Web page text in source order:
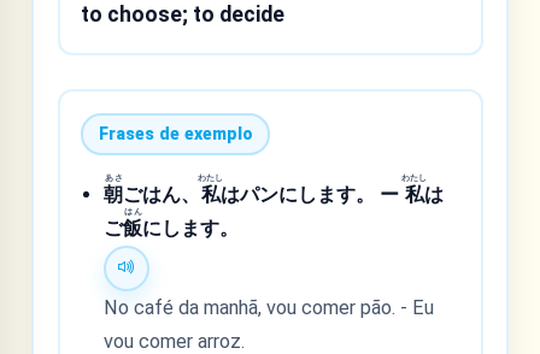
to choose; to decide
Frases de exemplo
朝
あさ
ごはん、 私
わたし
はパンにします。 ー 私
わたし
は
ご飯
はん
にします。
No café da manhã, vou comer pão. - Eu
vou comer arroz.